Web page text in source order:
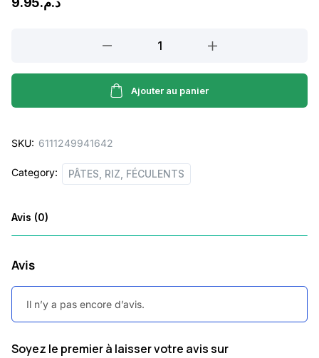
ALITKANE
Ajouter au panier
SKU: 6111249941642
Category: PÂTES, RIZ, FÉCULENTS
Avis (0)
Avis
Il n’y a pas encore d’avis.
Soyez le premier à laisser votre avis sur